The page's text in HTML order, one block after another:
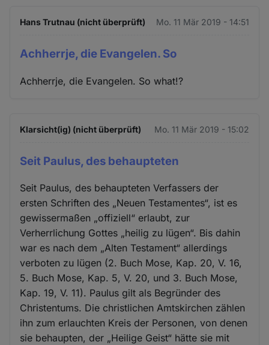
Hans Trutnau (nicht überprüft) Mo. 11 Mär 2019 - 14:51
Achherrje, die Evangelen. So
Achherrje, die Evangelen. So what!?
Klarsicht(ig) (nicht überprüft) Mo. 11 Mär 2019 - 15:02
Seit Paulus, des behaupteten
Seit Paulus, des behaupteten Verfassers der
ersten Schriften des „Neuen Testamentes“, ist es
gewissermaßen „offiziell“ erlaubt, zur
Verherrlichung Gottes „heilig zu lügen“. Bis dahin
war es nach dem „Alten Testament“ allerdings
verboten zu lügen (2. Buch Mose, Kap. 20, V. 16,
5. Buch Mose, Kap. 5, V. 20, und 3. Buch Mose,
Kap. 19, V. 11). Paulus gilt als Begründer des
Christentums. Die christlichen Amtskirchen zählen
ihn zum erlauchten Kreis der Personen, von denen
sie behaupten, der „Heilige Geist“ hätte sie mit